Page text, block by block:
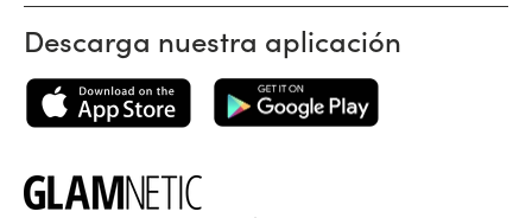
Descarga nuestra aplicación